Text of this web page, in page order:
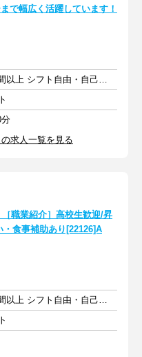
で幅広く活躍しています！
週2日以上 1日3時間以上 シフト自由・自己申告
求人一覧を見る
［職業紹介］高校生歓迎/昇
・食事補助あり[22126]A
週2日以上 1日3時間以上 シフト自由・自己申告